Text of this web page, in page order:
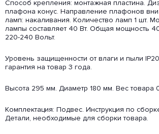
Способ крепления: монтажная пластина.
плафона конус. Направление плафонов
ламп: накаливания. Количество ламп 1 шт.
лампы составляет 40 Вт. Общая мощность
220-240 Вольт.
Уровень защищенности от влаги и пыли
гарантия на товар 3 года.
Высота 295 мм. Диаметр 180 мм. Вес товара
Комплектация: Подвес. Инструкция по
Детали, необходимые для сборки товара.